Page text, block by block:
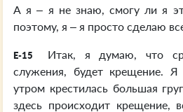
А я – я не знаю, смогу ли я
поэтому, я – я просто сделаю
E-15
Итак, я думаю, что
служения, будет крещение.
утром крестилась большая
здесь происходит крещение,